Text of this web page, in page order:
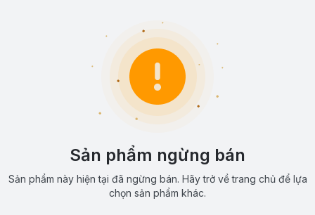
Sản phẩm ngừng bán
Sản phẩm này hiện tại đã ngừng bán. Hãy trở về trang chủ để lựa
chọn sản phẩm khác.